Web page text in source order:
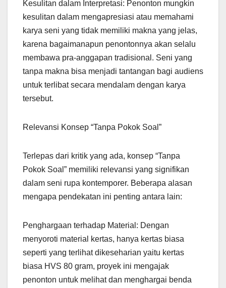
Kesulitan dalam Interpretasi: Penonton mungkin
kesulitan dalam mengapresiasi atau memahami
karya seni yang tidak memiliki makna yang jelas,
karena bagaimanapun penontonnya akan selalu
membawa pra-anggapan tradisional. Seni yang
tanpa makna bisa menjadi tantangan bagi audiens
untuk terlibat secara mendalam dengan karya
tersebut.
Relevansi Konsep “Tanpa Pokok Soal”
Terlepas dari kritik yang ada, konsep “Tanpa
Pokok Soal” memiliki relevansi yang signifikan
dalam seni rupa kontemporer. Beberapa alasan
mengapa pendekatan ini penting antara lain:
Penghargaan terhadap Material: Dengan
menyoroti material kertas, hanya kertas biasa
seperti yang terlihat dikeseharian yaitu kertas
biasa HVS 80 gram, proyek ini mengajak
penonton untuk melihat dan menghargai benda